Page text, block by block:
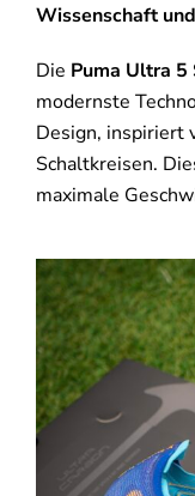
Wissenschaft
Die Puma Ultra 5
modernste
Design, inspiriert
Schaltkreisen.
maximale